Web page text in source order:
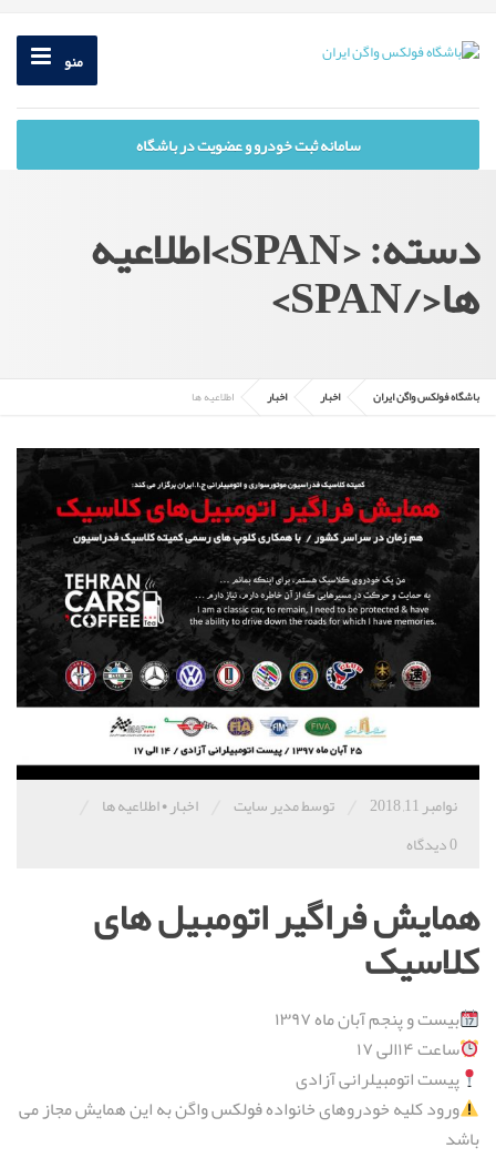
منو
سامانه ثبت خودرو و عضویت در باشگاه
دسته: <SPAN>اطلاعیه
ها</SPAN>
باشگاه فولکس واگن ایران اخبار اخبار اطلاعیه ها
نوامبر 11, 2018 توسط مدیر سایت اخبار•اطلاعیه ها
0 دیدگاه
همایش فراگیر اتومبیل های
کلاسیک
بیست و پنجم آبان ماه ١٣۹۷
ساعت ۱۴الى ١۷
پيست اتومبيلرانى آزادى
ورود كليه خودروهاى خانواده فولكس واگن به اين همايش مجاز مى
باشد